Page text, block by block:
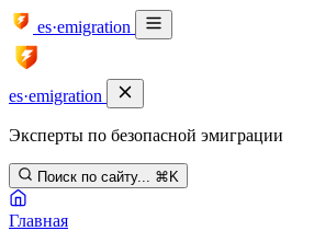
es·emigration
es·emigration
Эксперты по безопасной эмиграции
Поиск по сайту... ⌘K
Главная